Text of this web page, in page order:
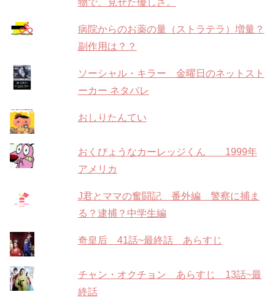
物で、見せた優しさ。
病院からのお薬の量（ストラテラ）増量？
副作用は？？
ソーシャル・キラー 金曜日のネットスト
ーカー ネタバレ
おしりたんてい
おくびょうなカーレッジくん 1999年
アメリカ
J君とママの奮闘記 番外編 警察に捕ま
る？逮捕？中学生編
奇皇后 41話~最終話 あらすじ
チャン・オクチョン あらすじ 13話~最
終話